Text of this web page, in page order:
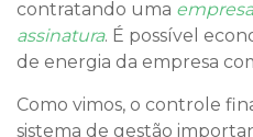
contratando uma
assinatura. É possível
de energia da empresa
Como vimos, o controle
sistema de gestão